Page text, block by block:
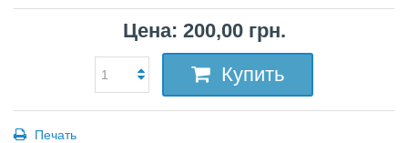
Цена: 200,00 грн.
Купить
Печать